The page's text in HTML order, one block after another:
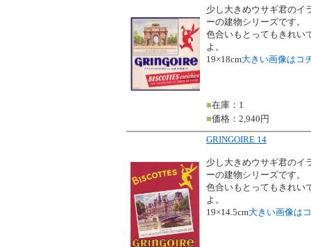
少し大きめウサギ君のイ
ーの建物シリーズです。
色合いもとってもきれい
よ。
19×18cm大きい画像はコ
■在庫：1
■価格：2,940円
GRINGOIRE 14
少し大きめウサギ君のイ
ーの建物シリーズです。
色合いもとってもきれい
よ。
19×14.5cm大きい画像は